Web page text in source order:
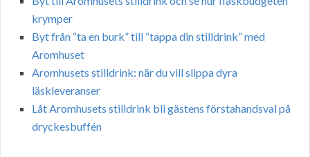
krymper
Byt från “ta en burk” till “tappa din stilldrink” med
Aromhuset
Aromhusets stilldrink: när du vill slippa dyra
läskleveranser
Låt Aromhusets stilldrink bli gästens förstahandsval på
dryckesbuffén